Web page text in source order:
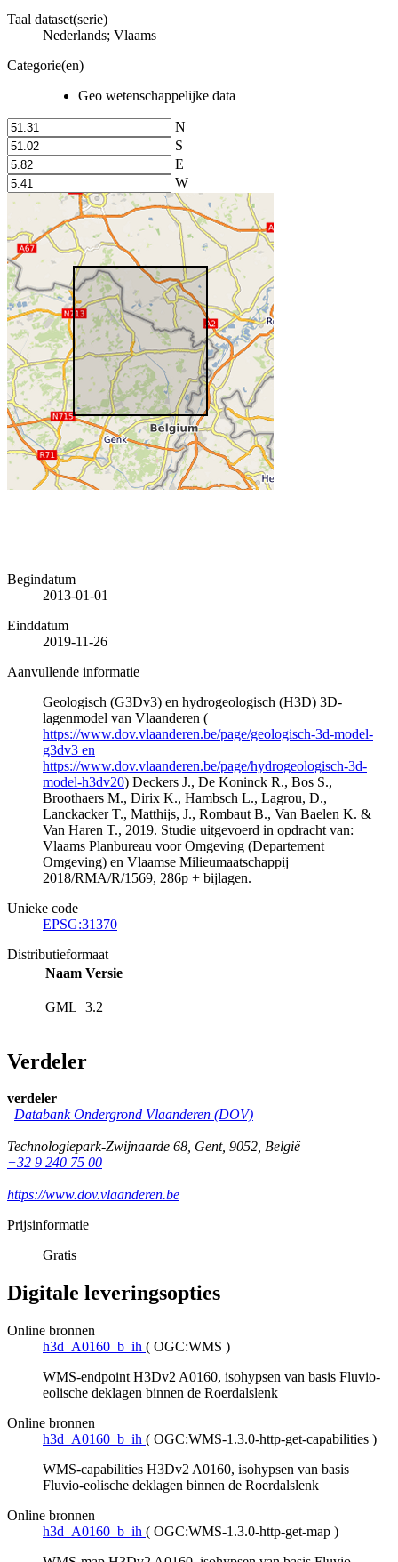
Taal dataset(serie)
Nederlands; Vlaams
Categorie(en)
Geo wetenschappelijke data
N
S
E
W
Begindatum
2013-01-01
Einddatum
2019-11-26
Aanvullende informatie
Geologisch (G3Dv3) en hydrogeologisch (H3D) 3D-
lagenmodel van Vlaanderen (
https://www.dov.vlaanderen.be/page/geologisch-3d-model-
g3dv3 en
https://www.dov.vlaanderen.be/page/hydrogeologisch-3d-
model-h3dv20) Deckers J., De Koninck R., Bos S.,
Broothaers M., Dirix K., Hambsch L., Lagrou, D.,
Lanckacker T., Matthijs, J., Rombaut B., Van Baelen K. &
Van Haren T., 2019. Studie uitgevoerd in opdracht van:
Vlaams Planbureau voor Omgeving (Departement
Omgeving) en Vlaamse Milieumaatschappij
2018/RMA/R/1569, 286p + bijlagen.
Unieke code
EPSG:31370
Distributieformaat
Naam Versie
GML 3.2
Verdeler
verdeler
Databank Ondergrond Vlaanderen (DOV)
Technologiepark-Zwijnaarde 68, Gent, 9052, België
+32 9 240 75 00
https://www.dov.vlaanderen.be
Prijsinformatie
Gratis
Digitale leveringsopties
Online bronnen
h3d_A0160_b_ih ( OGC:WMS )
WMS-endpoint H3Dv2 A0160, isohypsen van basis Fluvio-
eolische deklagen binnen de Roerdalslenk
Online bronnen
h3d_A0160_b_ih ( OGC:WMS-1.3.0-http-get-capabilities )
WMS-capabilities H3Dv2 A0160, isohypsen van basis
Fluvio-eolische deklagen binnen de Roerdalslenk
Online bronnen
h3d_A0160_b_ih ( OGC:WMS-1.3.0-http-get-map )